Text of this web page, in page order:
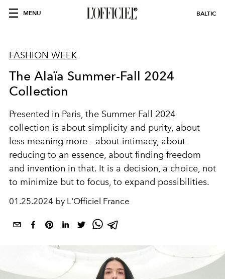
MENU BALTIC
FASHION WEEK
The Alaïa Summer-Fall 2024
Collection
Presented in Paris, the Summer Fall 2024
collection is about simplicity and purity, about
less meaning more - about intimacy, about
reducing to an essence, about finding freedom
and invention in that. It is a decision, a choice, not
to minimize but to focus, to expand possibilities.
01.25.2024 by L'Officiel France